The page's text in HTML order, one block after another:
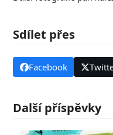
Sdílet přes
Facebook
Další příspěvky